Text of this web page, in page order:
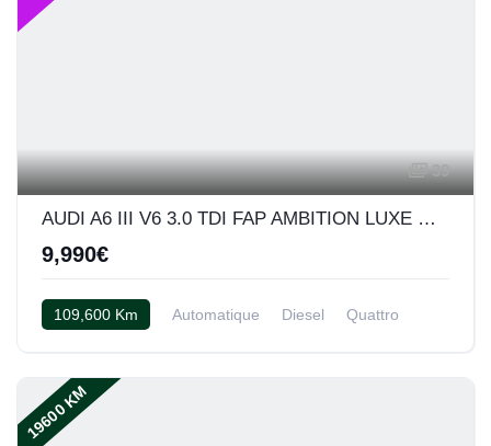
39
AUDI A6 III V6 3.0 TDI FAP AMBITION LUXE QUATTRO TIPTRONIC
9,990€
109,600 Km Automatique Diesel
Quattro
19600 KM